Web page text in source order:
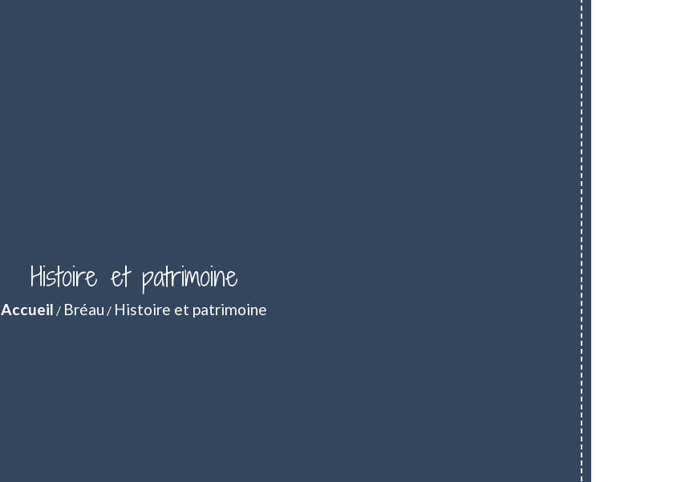
Histoire et patrimoine
Accueil / Bréau / Histoire et patrimoine